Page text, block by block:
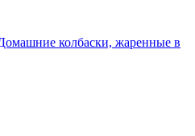
колбаски, жаренные в